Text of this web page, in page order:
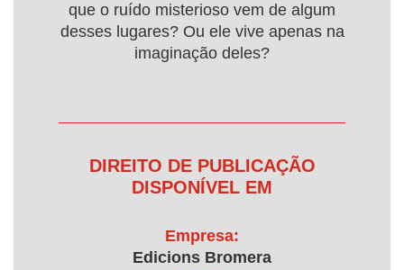
que o ruído misterioso vem de algum
desses lugares? Ou ele vive apenas na
imaginação deles?
DIREITO DE PUBLICAÇÃO
DISPONÍVEL EM
Empresa:
Edicions Bromera